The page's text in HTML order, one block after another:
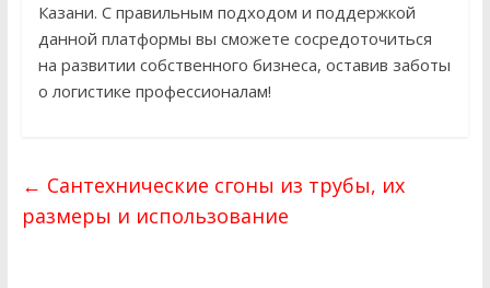
Казани. С правильным подходом и поддержкой
данной платформы вы сможете сосредоточиться
на развитии собственного бизнеса, оставив заботы
о логистике профессионалам!
← Сантехнические сгоны из трубы, их
размеры и использование